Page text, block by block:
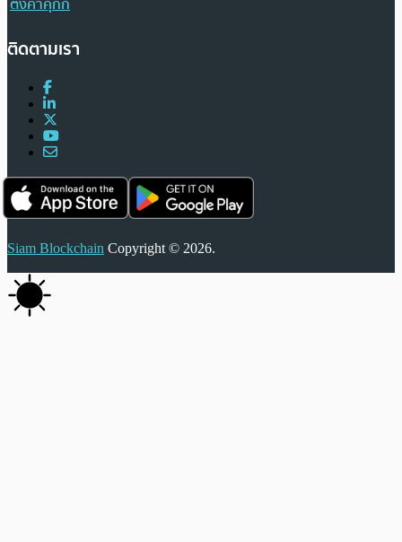
ติดตามเรา
Siam Blockchain Copyright © 2026.